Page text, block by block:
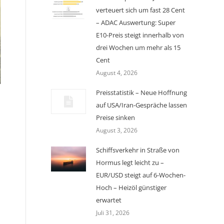
verteuert sich um fast 28 Cent
– ADAC Auswertung: Super
E10-Preis steigt innerhalb von
drei Wochen um mehr als 15
Cent
August 4, 2026
Preisstatistik – Neue Hoffnung
auf USA/Iran-Gespräche lassen
Preise sinken
August 3, 2026
Schiffsverkehr in Straße von
Hormus legt leicht zu –
EUR/USD steigt auf 6-Wochen-
Hoch – Heizöl günstiger
erwartet
Juli 31, 2026